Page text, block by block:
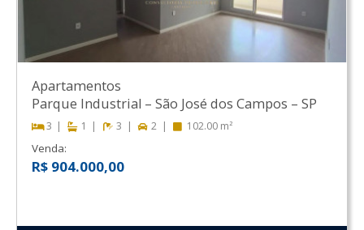
Apartamentos
Parque Industrial – São José dos Campos – SP
3 1 3 2 102.00 m²
Venda:
R$ 904.000,00